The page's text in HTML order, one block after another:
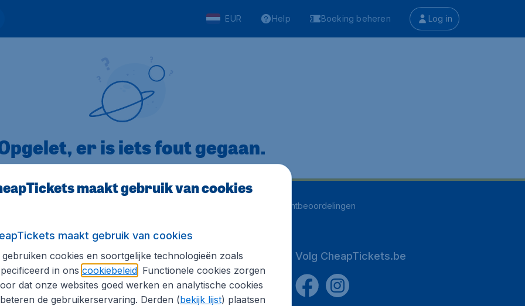
EUR Help Boeking beheren Log in
er is iets fout gegaan.
klantbeoordelingen
informatie
Internationale sites
Flugladen.de
CheapTickets.ch
Volg CheapTickets.be
maakt gebruik van cookies
maakt gebruik van cookies
gebruiken cookies en soortgelijke technologieën zoals
in ons cookiebeleid. Functionele cookies zorgen
dat onze websites goed werken en analytische cookies
de gebruikerservaring. Derden (bekijk lijst) plaatsen